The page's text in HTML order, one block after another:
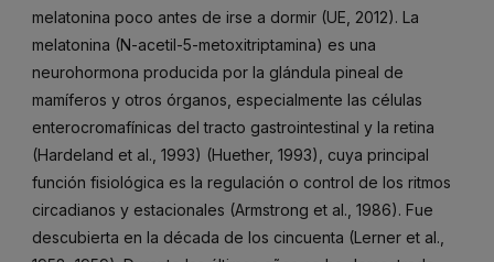
melatonina poco antes de irse a dormir (UE, 2012). La
melatonina (N-acetil-5-metoxitriptamina) es una
neurohormona producida por la glándula pineal de
mamíferos y otros órganos, especialmente las células
enterocromafínicas del tracto gastrointestinal y la retina
(Hardeland et al., 1993) (Huether, 1993), cuya principal
función fisiológica es la regulación o control de los ritmos
circadianos y estacionales (Armstrong et al., 1986). Fue
descubierta en la década de los cincuenta (Lerner et al.,